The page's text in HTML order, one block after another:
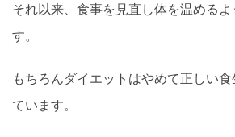
それ以来、食事を見直し体を温めるよ
す。
もちろんダイエットはやめて正しい
ています。